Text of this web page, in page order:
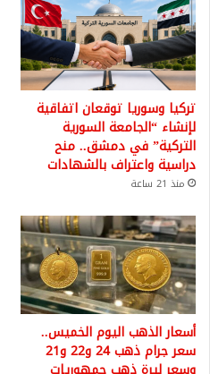
تركيا وسوريا توقعان اتفاقية
لإنشاء “الجامعة السورية
التركية” في دمشق.. منح
دراسية واعتراف بالشهادات
منذ 21 ساعة
أسعار الذهب اليوم الخميس..
سعر جرام ذهب 24 و22 و21